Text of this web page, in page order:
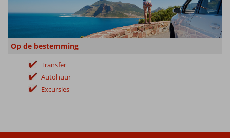
Op de bestemming
Transfer
Autohuur
Excursies